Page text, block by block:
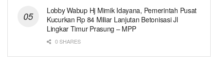
Lobby Wabup Hj Mimik Idayana, Pemerintah Pusat
Kucurkan Rp 84 Miliar Lanjutan Betonisasi Jl
Lingkar Timur Prasung – MPP
0 SHARES